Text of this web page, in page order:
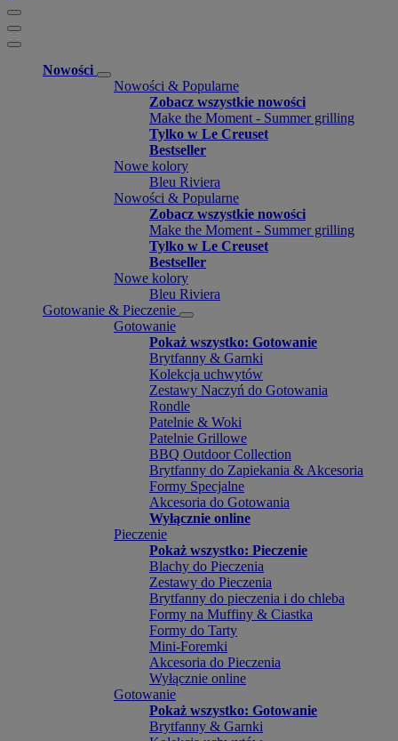
Nowości
Nowości & Popularne
Zobacz wszystkie nowości
Make the Moment - Summer grilling
Tylko w Le Creuset
Bestseller
Nowe kolory
Bleu Riviera
Nowości & Popularne
Zobacz wszystkie nowości
Make the Moment - Summer grilling
Tylko w Le Creuset
Bestseller
Nowe kolory
Bleu Riviera
Gotowanie & Pieczenie
Gotowanie
Pokaż wszystko: Gotowanie
Brytfanny & Garnki
Kolekcja uchwytów
Zestawy Naczyń do Gotowania
Rondle
Patelnie & Woki
Patelnie Grillowe
BBQ Outdoor Collection
Brytfanny do Zapiekania & Akcesoria
Formy Specjalne
Akcesoria do Gotowania
Wyłącznie online
Pieczenie
Pokaż wszystko: Pieczenie
Blachy do Pieczenia
Zestawy do Pieczenia
Brytfanny do pieczenia i do chleba
Formy na Muffiny & Ciastka
Formy do Tarty
Mini-Foremki
Akcesoria do Pieczenia
Wyłącznie online
Gotowanie
Pokaż wszystko: Gotowanie
Brytfanny & Garnki